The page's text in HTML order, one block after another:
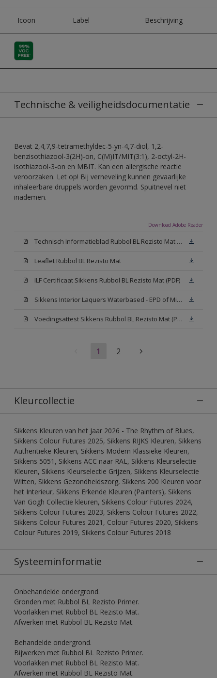
Icoon Label Beschrijving
Technische & veiligheidsdocumentatie
Bevat 2,4,7,9-tetramethyldec-5-yn-4,7-diol, 1,2-
benzisothiazool-3(2H)-on, C(M)IT/MIT(3:1), 2-octyl-2H-
isothiazool-3-on en MBIT. Kan een allergische reactie
veroorzaken. Let op! Bij verneveling kunnen gevaarlijke
inhaleerbare druppels worden gevormd. Spuitnevel niet
inademen.
Download Adobe Reader
Technisch Informatieblad Rubbol BL Rezisto Mat (PDF)
Leaflet Rubbol BL Rezisto Mat
ILF Certificaat Sikkens Rubbol BL Rezisto Mat (PDF)
Sikkens Interior Laquers Waterbased - EPD of Milieuproductverklaring
Voedingsattest Sikkens Rubbol BL Rezisto Mat (PDF)
1 2
Kleurcollectie
Sikkens Kleuren van het Jaar 2026 - The Rhythm of Blues,
Sikkens Colour Futures 2025, Sikkens RIJKS Kleuren, Sikkens
Authentieke Kleuren, Sikkens Modern Klassieke Kleuren,
Sikkens 5051, Sikkens ACC naar RAL, Sikkens Kleurselectie
Kleuren, Sikkens Kleurselectie Grijzen, Sikkens Kleurselectie
Witten, Sikkens Gezondheidszorg, Sikkens 200 Kleuren voor
het Interieur, Sikkens Erkende Kleuren (Painters), Sikkens
Van Gogh Collectie kleuren, Sikkens Colour Futures 2024,
Sikkens Colour Futures 2023, Sikkens Colour Futures 2022,
Sikkens Colour Futures 2021, Colour Futures 2020, Sikkens
Colour Futures 2019, Sikkens Colour Futures 2018
Systeeminformatie
Onbehandelde ondergrond.
Gronden met Rubbol BL Rezisto Primer.
Voorlakken met Rubbol BL Rezisto Mat.
Afwerken met Rubbol BL Rezisto Mat.
Behandelde ondergrond.
Bijwerken met Rubbol BL Rezisto Primer.
Voorlakken met Rubbol BL Rezisto Mat.
Afwerken met Rubbol BL Rezisto Mat.